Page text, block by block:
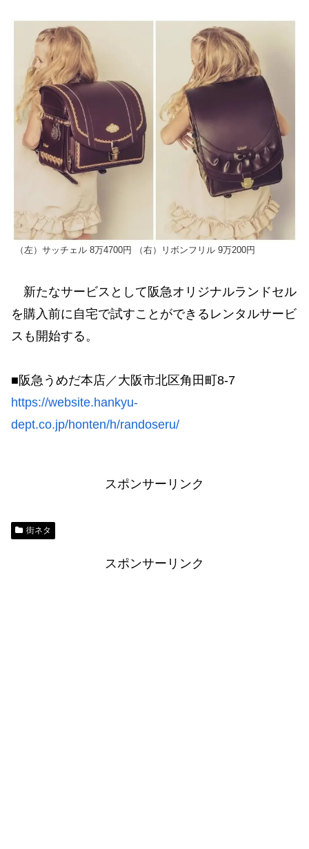
（左）サッチェル 8万4700円 （右）リボンフリル 9万200円
新たなサービスとして阪急オリジナルランドセル
を購入前に自宅で試すことができるレンタルサービ
スも開始する。
■阪急うめだ本店／大阪市北区角田町8-7
https://website.hankyu-
dept.co.jp/honten/h/randoseru/
スポンサーリンク
街ネタ
スポンサーリンク